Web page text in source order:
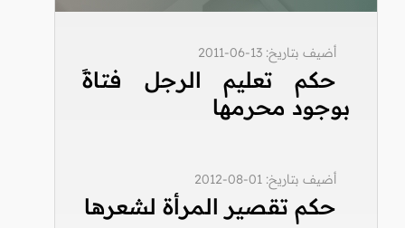
أضيف بتاريخ: 13-06-2011
حكم تعليم الرجل فتاةً
بوجود محرمها
أضيف بتاريخ: 01-08-2012
حكم تقصير المرأة لشعرها